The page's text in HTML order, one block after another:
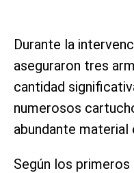
Durante la
aseguraron tres
cantidad
numerosos
abundante material
Según los